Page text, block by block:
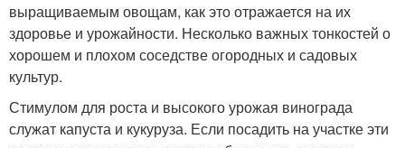
выращиваемым овощам, как это отражается на их
здоровье и урожайности. Несколько важных тонкостей о
хорошем и плохом соседстве огородных и садовых
культур.
Стимулом для роста и высокого урожая винограда
служат капуста и кукуруза. Если посадить на участке эти